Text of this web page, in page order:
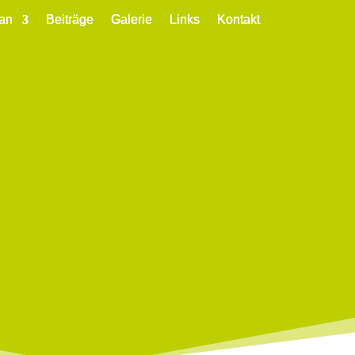
Beiträge Galerie Links Kontakt
Beiträge Galerie Links Kontakt
Beiträge Galerie Links Kontakt